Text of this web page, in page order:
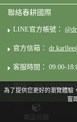
為了提供您更好的瀏覽體驗
窗
聯絡春耕國際
LINE官方帳號：
官方信箱：
客服時間： 09:00-
電話： 04-22517688(
地址：臺中市西屯
先透過LINE或電話
商品分類